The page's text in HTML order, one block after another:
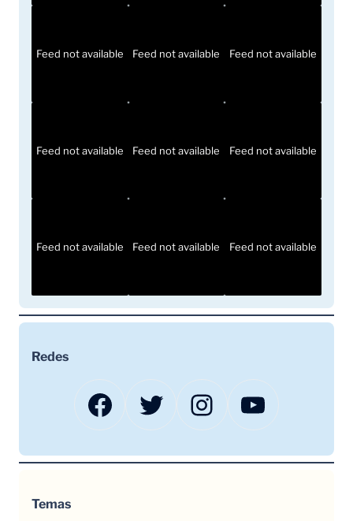
Feed not available Feed not available Feed not available
Feed not available Feed not available Feed not available
Feed not available Feed not available Feed not available
Redes
Facebook Twitter Instagram YouTube
Temas